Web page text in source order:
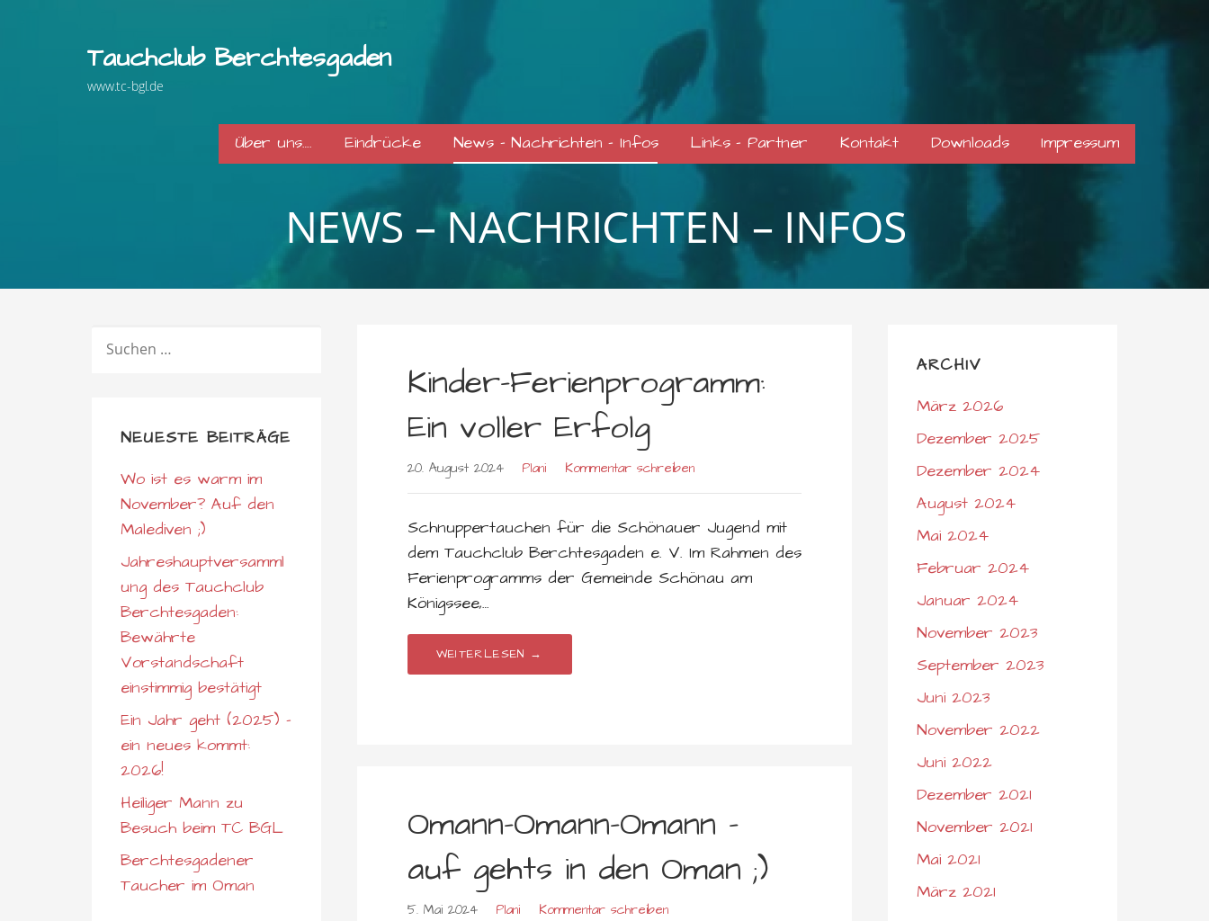
Tauchclub Berchtesgaden
www.tc-bgl.de
Über uns…. Eindrücke News – Nachrichten – Infos Links – Partner Kontakt Downloads Impressum
NEWS – NACHRICHTEN – INFOS
Kinder-Ferienprogramm:
Ein voller Erfolg
20. August 2024 Plani Kommentar schreiben
Schnuppertauchen für die Schönauer Jugend mit
dem Tauchclub Berchtesgaden e. V. Im Rahmen des
Ferienprogramms der Gemeinde Schönau am
Königssee,…
WEITERLESEN →
Omann-Omann-Omann –
auf gehts in den Oman ;)
5. Mai 2024 Plani Kommentar schreiben
NACH:
NEUESTE BEITRÄGE
Wo ist es warm im
November? Auf den
Malediven ;)
Jahreshauptversamml
ung des Tauchclub
Berchtesgaden:
Bewährte
Vorstandschaft
einstimmig bestätigt
Ein Jahr geht (2025) –
ein neues kommt:
2026!
Heiliger Mann zu
Besuch beim TC BGL
Berchtesgadener
Taucher im Oman
ARCHIV
März 2026
Dezember 2025
Dezember 2024
August 2024
Mai 2024
Februar 2024
Januar 2024
November 2023
September 2023
Juni 2023
November 2022
Juni 2022
Dezember 2021
November 2021
Mai 2021
März 2021